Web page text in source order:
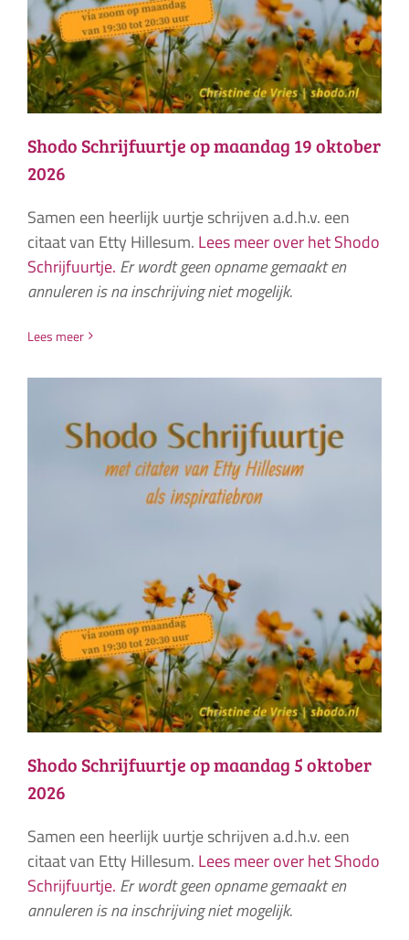
Shodo Schrijfuurtje op maandag 19 oktober
2026
Samen een heerlijk uurtje schrijven a.d.h.v. een
citaat van Etty Hillesum. Lees meer over het Shodo
Schrijfuurtje. Er wordt geen opname gemaakt en
annuleren is na inschrijving niet mogelijk.
Lees meer
Shodo Schrijfuurtje op maandag 5 oktober
2026
Samen een heerlijk uurtje schrijven a.d.h.v. een
citaat van Etty Hillesum. Lees meer over het Shodo
Schrijfuurtje. Er wordt geen opname gemaakt en
annuleren is na inschrijving niet mogelijk.